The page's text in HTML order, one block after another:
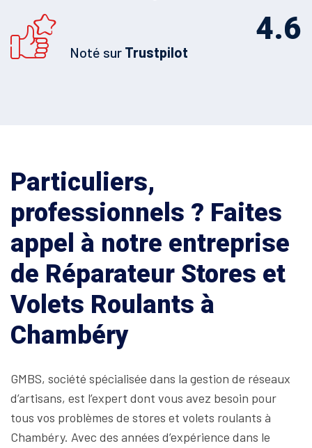
4.6
Noté sur Trustpilot
Particuliers,
professionnels ? Faites
appel à notre entreprise
de Réparateur Stores et
Volets Roulants à
Chambéry
GMBS, société spécialisée dans la gestion de réseaux
d’artisans, est l’expert dont vous avez besoin pour
tous vos problèmes de stores et volets roulants à
Chambéry. Avec des années d’expérience dans le